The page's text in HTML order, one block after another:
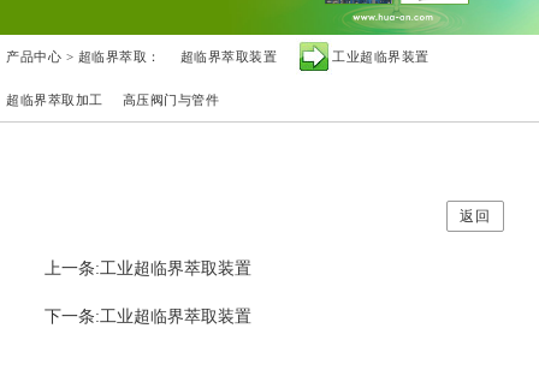
产品中心 > 超临界萃取： 超临界萃取装置 工业超临界装置
超临界萃取加工 高压阀门与管件
返回
上一条:工业超临界萃取装置
下一条:工业超临界萃取装置